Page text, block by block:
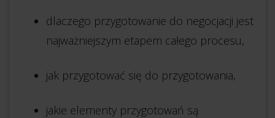
dlaczego przygotowanie do negocjacji jest
najważniejszym etapem całego procesu,
jak przygotować się do przygotowania,
jakie elementy przygotowań są